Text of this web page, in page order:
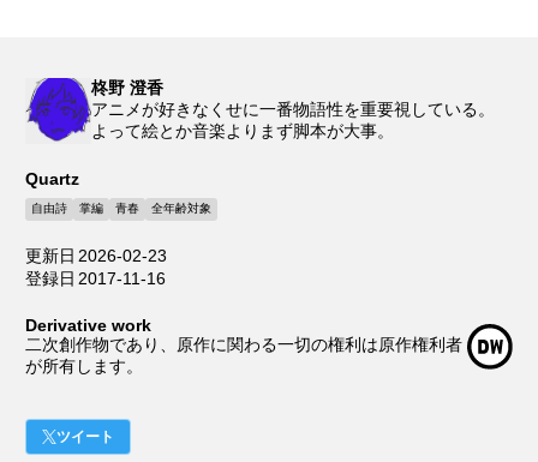
柊野 澄香
アニメが好きなくせに一番物語性を重要視している。
よって絵とか音楽よりまず脚本が大事。
Quartz
自由詩 掌編 青春 全年齢対象
更新日 2026-02-23
登録日 2017-11-16
Derivative work
二次創作物であり、原作に関わる一切の権利は原作権利者
が所有します。
ツイート